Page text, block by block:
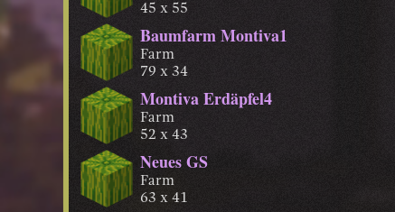
45 x 55
Baumfarm Montiva1
Farm
79 x 34
Montiva Erdäpfel4
Farm
52 x 43
Neues GS
Farm
63 x 41